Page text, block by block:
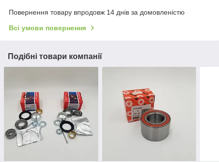
Повернення товару впродовж 14 днів за домовленістю
Всі умови повернення
Подібні товари компанії